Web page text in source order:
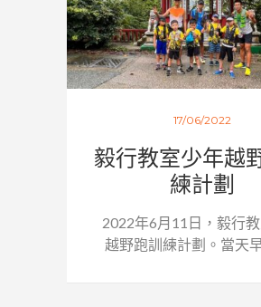
17/06/2022
毅行教室少年越
練計劃
2022年6月11日，毅行
越野跑訓練計劃。當天